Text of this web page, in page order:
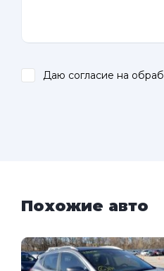
Даю согласие на
Похожие авто